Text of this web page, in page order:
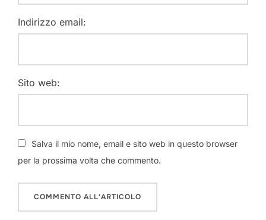
Indirizzo email:
Sito web:
Salva il mio nome, email e sito web in questo browser
per la prossima volta che commento.